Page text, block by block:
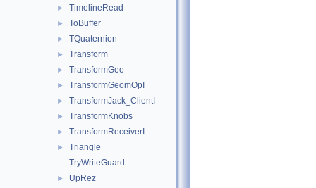
► TimelineRead
► ToBuffer
► TQuaternion
► Transform
► TransformGeo
► TransformGeomOpI
► TransformJack_ClientI
► TransformKnobs
► TransformReceiverI
►
Triangle
TryWriteGuard
► UpRez